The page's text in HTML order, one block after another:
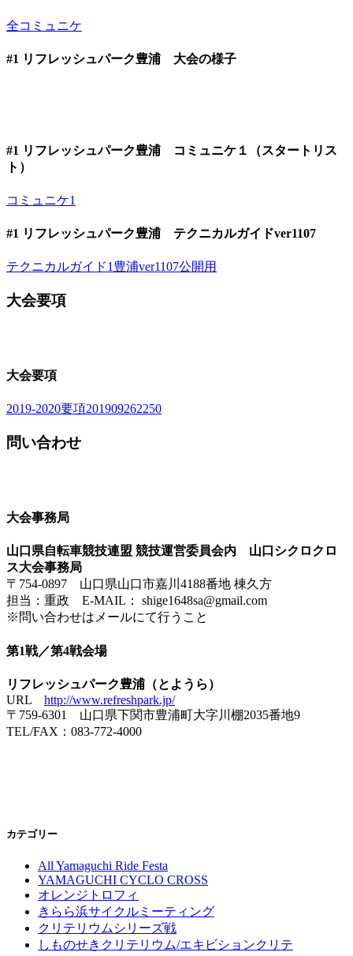
全コミュニケ
#1 リフレッシュパーク豊浦 大会の様子
#1 リフレッシュパーク豊浦 コミュニケ１（スタートリス
ト）
コミュニケ1
#1 リフレッシュパーク豊浦 テクニカルガイドver1107
テクニカルガイド1豊浦ver1107公開用
大会要項
大会要項
2019-2020要項201909262250
問い合わせ
大会事務局
山口県自転車競技連盟 競技運営委員会内
山口シクロクロ
ス大会事務局
〒754-0897 山口県山口市嘉川4188番地 棟久方
担当：重政 E-MAIL： shige1648sa@gmail.com
※問い合わせはメールにて行うこと
第1戦／第4戦会場
リフレッシュパーク豊浦（とようら）
URL http://www.refreshpark.jp/
〒759-6301 山口県下関市豊浦町大字川棚2035番地9
TEL/FAX：083-772-4000
カテゴリー
All Yamaguchi Ride Festa
YAMAGUCHI CYCLO CROSS
オレンジトロフィ
きらら浜サイクルミーティング
クリテリウムシリーズ戦
しものせきクリテリウム/エキビションクリテ